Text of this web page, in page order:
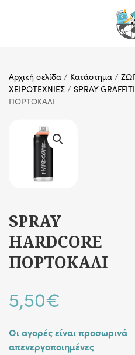
Αρχική σελίδα / Κατάστημα /
ΧΕΙΡΟΤΕΧΝΙΕΣ / SPRAY GRAFFITI
ΠΟΡΤΟΚΑΛΙ
SPRAY
HARDCORE
ΠΟΡΤΟΚΑΛΙ
5,50€
Οι αγορές είναι προσωρινά
απενεργοποιημένες